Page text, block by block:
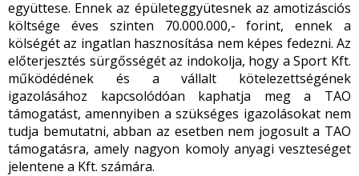
együttese. Ennek az épületeggyütesnek az amotizásciós
költsége éves szinten 70.000.000,- forint, ennek a
kölségét az ingatlan hasznosítása nem képes fedezni. Az
előterjesztés sürgősségét az indokolja, hogy a Sport Kft.
működédének és a vállalt kötelezettségének
igazolásához kapcsolódóan kaphatja meg a TAO
támogatást, amennyiben a szükséges igazolásokat nem
tudja bemutatni, abban az esetben nem jogosult a TAO
támogatásra, amely nagyon komoly anyagi veszteséget
jelentene a Kft. számára.